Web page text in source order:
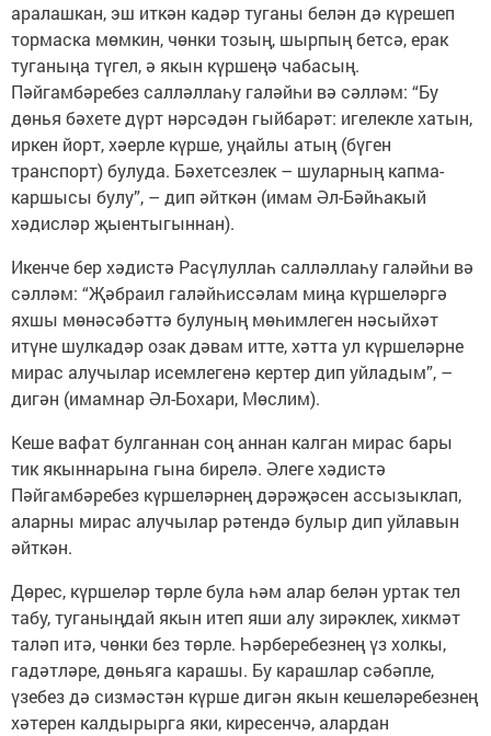
аралашкан, эш иткән кадәр туганы белән дә күрешеп
тормаска мөмкин, чөнки тозың, шырпың бетсә, ерак
туганыңа түгел, ә якын күршеңә чабасың.
Пәйгамбәребез салләллаһу галәйһи вә сәлләм: “Бу
дөнья бәхете дүрт нәрсәдән гыйбарәт: игелекле хатын,
иркен йорт, хәерле күрше, уңайлы атың (бүген
транспорт) булуда. Бәхетсезлек – шуларның капма-
каршысы булу”, – дип әйткән (имам Әл-Бәйһакый
хәдисләр җыентыгыннан).
Икенче бер хәдистә Расүлуллаһ салләллаһу галәйһи вә
сәлләм: “Җәбраил галәйһиссәлам миңа күршеләргә
яхшы мөнәсәбәттә булуның мөһимлеген нәсыйхәт
итүне шулкадәр озак дәвам итте, хәтта ул күршеләрне
мирас алучылар исемлегенә кертер дип уйладым”, –
дигән (имамнар Әл-Бохари, Мөслим).
Кеше вафат булганнан соң аннан калган мирас бары
тик якыннарына гына бирелә. Әлеге хәдистә
Пәйгамбәребез күршеләрнең дәрәҗәсен ассызыклап,
аларны мирас алучылар рәтендә булыр дип уйлавын
әйткән.
Дөрес, күршеләр төрле була һәм алар белән уртак тел
табу, туганыңдай якын итеп яши алу зирәклек, хикмәт
таләп итә, чөнки без төрле. Һәрберебезнең үз холкы,
гадәтләре, дөньяга карашы. Бу карашлар сәбәпле,
үзебез дә сизмәстән күрше дигән якын кешеләребезнең
хәтерен калдырырга яки, киресенчә, алардан